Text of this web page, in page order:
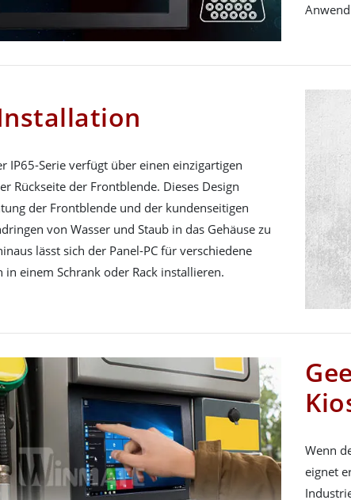
IP65-Serie verfügt über einen einzigartigen
Rückseite der Frontblende. Dieses Design
der Frontblende und der kundenseitigen
von Wasser und Staub in das Gehäuse zu
lässt sich der Panel-PC für verschiedene
einem Schrank oder Rack installieren.
Wenn
eignet